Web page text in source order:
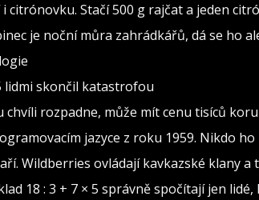
citrónovku. Stačí 500 g rajčat a jeden
je noční můra zahrádkářů, dá se ho
lidmi skončil katastrofou
chvíli rozpadne, může mít cenu tisíců
jazyce z roku 1959. Nikdo
Wildberries ovládají kavkazské klany a
18 : 3 + 7 × 5 správně spočítají jen